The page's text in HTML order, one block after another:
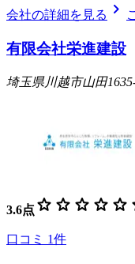
会社の詳細を見る chevron_right
有限会社栄進建設
埼玉県川越市山田
3.6点 star star star star star
口コミ 1件